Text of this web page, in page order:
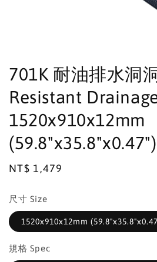
701K 耐油排水洞
Resistant
1520x910x12mm
(59.8"x35.8"x0.47")
Regular
NT$ 1,479
尺寸 Size
1520x910x12mm
規格 Spec